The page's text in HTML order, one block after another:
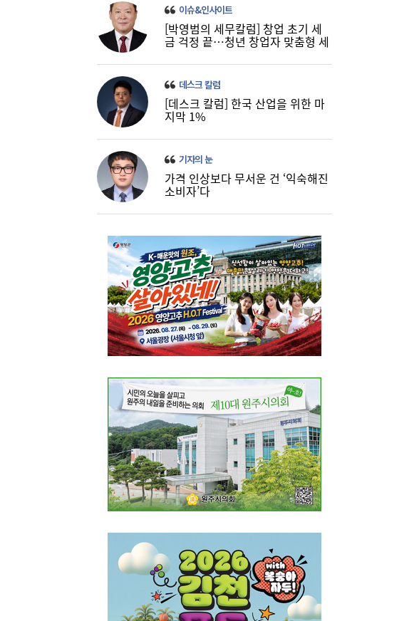
이슈&인사이트
[박영범의 세무칼럼] 창업 초기 세
금 걱정 끝…청년 창업자 맞춤형 세
데스크 칼럼
[데스크 칼럼] 한국 산업을 위한 마
지막 1%
기자의 눈
가격 인상보다 무서운 건 ‘익숙해진
소비자’다